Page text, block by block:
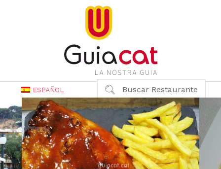
ESPAÑOL Buscar Restaurante